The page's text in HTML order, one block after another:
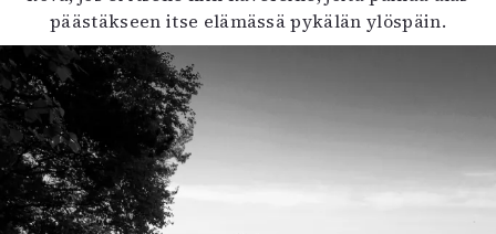
päästäkseen itse elämässä pykälän ylöspäin.